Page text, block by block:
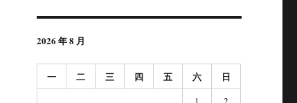
2026 年 8 月
一 二 三 四 五 六 日